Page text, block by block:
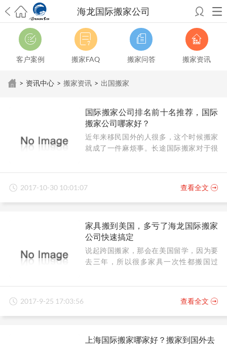
海龙国际搬家公司
希望邮寄国际包裹顺利，从广州市国际快递邮寄到新西兰哪个公司好？
澳洲海运搬家回广州报关清关要怎么做？注意事项有哪些？
青岛市国际
搬家服务到美国，搬家公司有哪些搬家方案？大连市国际搬家服务到中
国台湾是一种怎样的体验？有人分享搬家经历吗？
从长沙市国际快递邮
寄到韩国有哪些国际快递方式？用哪种好？
法有哪些？具体怎么操作？ 国际搬家：家具海运到奥克兰怎么样能省
影响国际搬家吗？上海搬家到新西兰旺格雷有点不一样北京私人物品运
输到澳大利亚，移民如何跨国搬家？上海移民搬家到塞浦路斯，国际搬
家怎么搬省钱？昆明搬家到美国，如何打包才能对国际长途运输放心？
从重庆市托运到美国从上海市托运到澳大利亚
市搬家到英国从南京市搬家到加拿大从大连市搬家到英国从佛山市搬家
到美国从北京市搬家到西班牙
客户案例 搬家FAQ 搬家问答 搬家资讯
> 资讯中心 > 搬家资讯 > 出国搬家
国际搬家公司排名前十名推荐，国际
搬家公司哪家好？
近年来移民国外的人很多，这个时候搬家
就成了一件麻烦事。长途国际搬家对于很
2017-10-30 10:01:07
查看全文
家具搬到美国，多亏了海龙国际搬家
公司快速搞定
说起跨国搬家，那会在美国留学，因为要
去三年，所以很多家具一次性都搬国过
到了美国不想再买家具什么的了，因此在
过去，多亏了海龙国际搬家公司一次性快
速搞定，不用我操心太多，从家具打包包
用自己怎么动手，只需指导提需求就可以
2017-9-25 17:03:56 查看全文
上海国际搬家哪家好？搬家到国外去